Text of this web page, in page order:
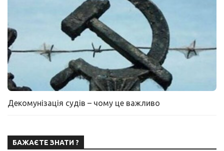
Декомунізація судів – чому це важливо
БАЖАЄТЕ ЗНАТИ ?